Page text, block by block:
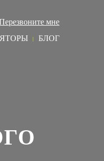
мне
БЛОГ